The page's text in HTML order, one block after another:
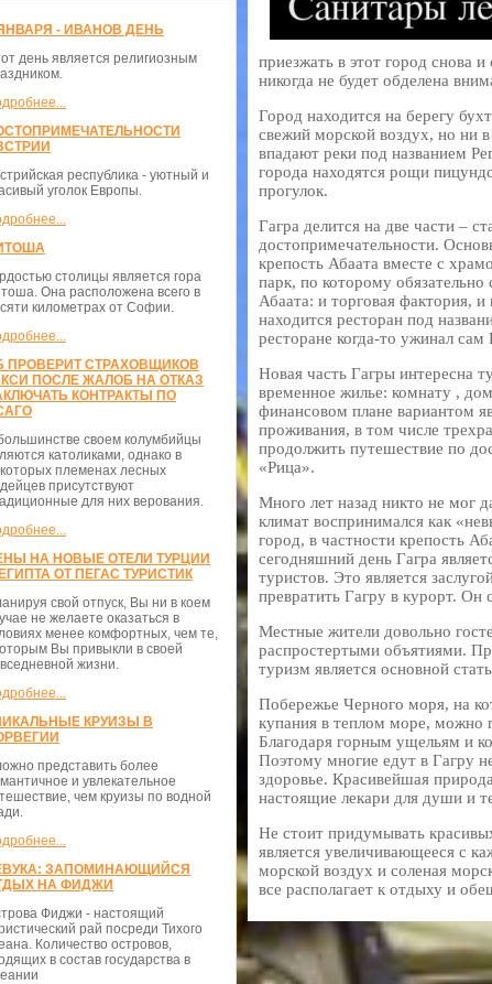
- ИВАНОВ ДЕНЬ
день является религиозным
республика - уютный и
уголок Европы.
столицы является гора
Она расположена всего в
километрах от Софии.
ПРОВЕРИТ СТРАХОВЩИКОВ
ПОСЛЕ ЖАЛОБ НА ОТКАЗ
КОНТРАКТЫ ПО
своем колумбийцы
католиками, однако в
племенах лесных
присутствуют
для них верования.
НА НОВЫЕ ОТЕЛИ ТУРЦИИ
ОТ ПЕГАС ТУРИСТИК
свой отпуск, Вы ни в коем
не желаете оказаться в
менее комфортных, чем те,
Вы привыкли в своей
жизни.
КРУИЗЫ В
представить более
и увлекательное
чем круизы по водной
ЗАПОМИНАЮЩИЙСЯ
НА ФИДЖИ
Фиджи - настоящий
рай посреди Тихого
Количество островов,
в состав государства в
приезжать в этот город снова
никогда не будет обделена
Город находится на берегу
свежий морской воздух, но ни
впадают реки под названием
города находятся рощи
прогулок.
Гагра делится на две части –
достопримечательности.
крепость Абаата вместе с
парк, по которому обязательно
Абаата: и торговая фактория,
находится ресторан под
ресторане когда-то ужинал
Новая часть Гагры интересна
временное жилье: комнату ,
финансовом плане вариантом
проживания, в том числе
продолжить путешествие по
«Рица».
Много лет назад никто не мог
климат воспринимался как
город, в частности крепость
сегодняшний день Гагра
туристов. Это является
превратить Гагру в курорт. Он
Местные жители довольно
распростертыми объятиями.
туризм является основной
Побережье Черного моря, на
купания в теплом море, можно
Благодаря горным ущельям и
Поэтому многие едут в Гагру
здоровье. Красивейшая
настоящие лекари для души и
Не стоит придумывать
является увеличивающееся с
морской воздух и соленая
все располагает к отдыху и